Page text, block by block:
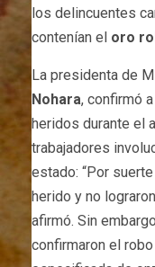
los delincuentes
contenían el oro
La presidenta de
Nohara, confirmó a
heridos durante el
trabajadores
estado: “Por
herido y no
afirmó. Sin
confirmaron el